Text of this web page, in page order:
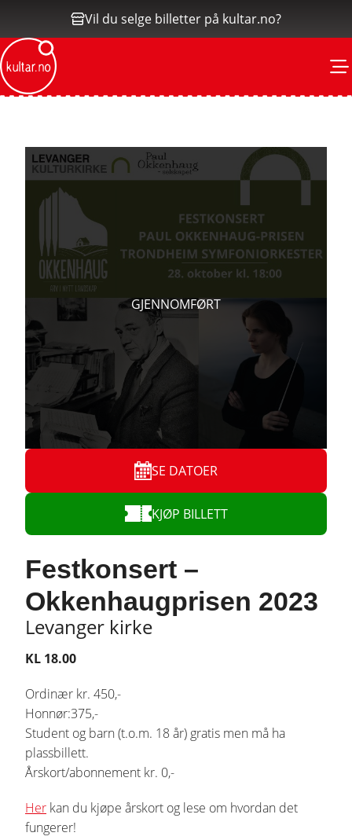
Vil du selge billetter på kultar.no?
Festkonsert –
Okkenhaugprisen 2023
Levanger kirke
KL 18.00
Ordinær kr. 450,-
Honnør:375,-
Student og barn (t.o.m. 18 år) gratis men må ha
plassbillett.
Årskort/abonnement kr. 0,-
Her kan du kjøpe årskort og lese om hvordan det
fungerer!
SE DATOER
KJØP BILLETT